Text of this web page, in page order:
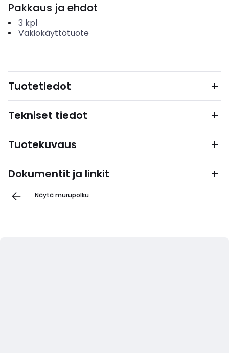
Pakkaus ja ehdot
3 kpl
Vakiokäyttötuote
Tuotetiedot
Tekniset tiedot
Tuotekuvaus
Dokumentit ja linkit
Näytä murupolku